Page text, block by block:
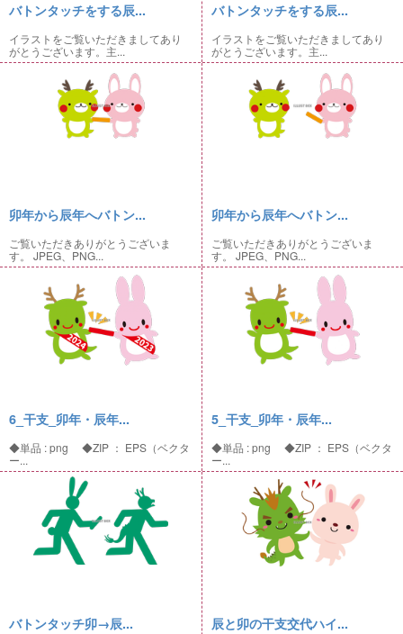
バトンタッチをする辰...
イラストをご覧いただきましてあり
がとうございます。主...
バトンタッチをする辰...
イラストをご覧いただきましてあり
がとうございます。主...
卯年から辰年へバトン...
ご覧いただきありがとうございま
す。 JPEG、PNG...
卯年から辰年へバトン...
ご覧いただきありがとうございま
す。 JPEG、PNG...
6_干支_卯年・辰年...
◆単品 : png ◆ZIP ： EPS（ベクタ
ー...
5_干支_卯年・辰年...
◆単品 : png ◆ZIP ： EPS（ベクタ
ー...
バトンタッチ卯→辰... 辰と卯の干支交代ハイ...